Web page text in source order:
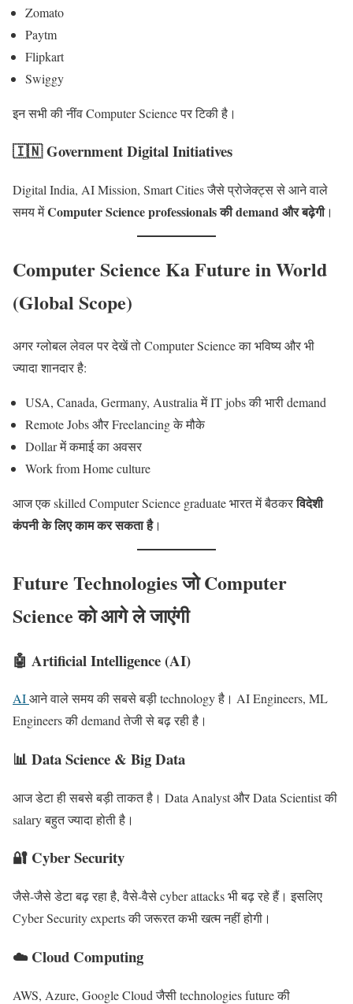
Zomato
Paytm
Flipkart
Swiggy
इन सभी की नींव Computer Science पर टिकी है।
🇮🇳 Government Digital Initiatives
Digital India, AI Mission, Smart Cities जैसे प्रोजेक्ट्स से आने वाले
समय मेंComputer Science professionals की demand और बढ़ेगी।
Computer Science Ka Future in World
(Global Scope)
अगर ग्लोबल लेवल पर देखें तो Computer Science का भविष्य और भी
ज्यादा शानदार है:
USA, Canada, Germany, Australia में IT jobs की भारी demand
Remote Jobs और Freelancing के मौके
Dollar में कमाई का अवसर
Work from Home culture
आज एक skilled Computer Science graduate भारत में बैठकरविदेशी
कंपनी के लिए काम कर सकता है।
Future Technologies जो Computer
Science को आगे ले जाएंगी
🤖 Artificial Intelligence (AI)
AIआने वाले समय की सबसे बड़ी technology है। AI Engineers, ML
Engineers की demand तेजी से बढ़ रही है।
📊 Data Science & Big Data
आज डेटा ही सबसे बड़ी ताकत है। Data Analyst और Data Scientist की
salary बहुत ज्यादा होती है।
🔐 Cyber Security
जैसे-जैसे डेटा बढ़ रहा है, वैसे-वैसे cyber attacks भी बढ़ रहे हैं। इसलिए
Cyber Security experts की जरूरत कभी खत्म नहीं होगी।
☁️ Cloud Computing
AWS, Azure, Google Cloud जैसी technologies future की